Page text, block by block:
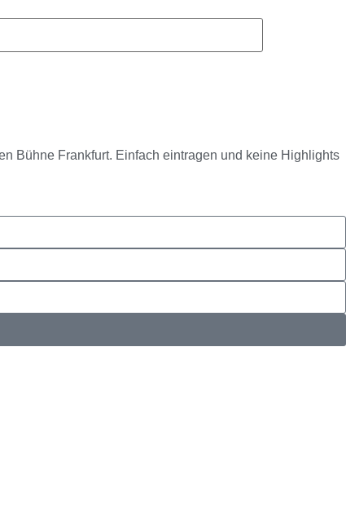
Bühne Frankfurt. Einfach eintragen und keine Highlights